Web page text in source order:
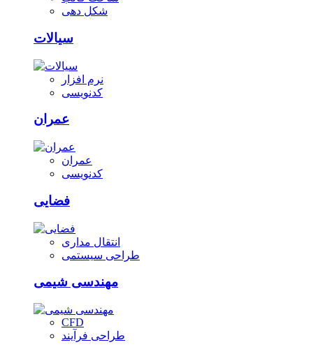
شکل دهی
سیالات
نرم افزار
کدنویسی
عمران
عمران
کدنویسی
فضایی
انتقال مداری
طراحی سیستمی
مهندسی شیمی
CFD
طراحی فرآیند